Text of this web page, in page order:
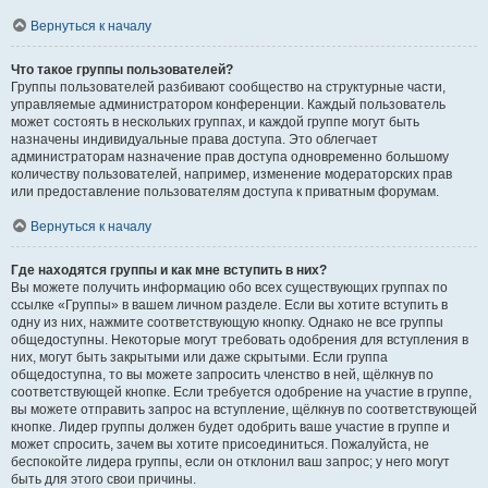
Вернуться к началу
Что такое группы пользователей?
Группы пользователей разбивают сообщество на структурные части,
управляемые администратором конференции. Каждый пользователь
может состоять в нескольких группах, и каждой группе могут быть
назначены индивидуальные права доступа. Это облегчает
администраторам назначение прав доступа одновременно большому
количеству пользователей, например, изменение модераторских прав
или предоставление пользователям доступа к приватным форумам.
Вернуться к началу
Где находятся группы и как мне вступить в них?
Вы можете получить информацию обо всех существующих группах по
ссылке «Группы» в вашем личном разделе. Если вы хотите вступить в
одну из них, нажмите соответствующую кнопку. Однако не все группы
общедоступны. Некоторые могут требовать одобрения для вступления в
них, могут быть закрытыми или даже скрытыми. Если группа
общедоступна, то вы можете запросить членство в ней, щёлкнув по
соответствующей кнопке. Если требуется одобрение на участие в группе,
вы можете отправить запрос на вступление, щёлкнув по соответствующей
кнопке. Лидер группы должен будет одобрить ваше участие в группе и
может спросить, зачем вы хотите присоединиться. Пожалуйста, не
беспокойте лидера группы, если он отклонил ваш запрос; у него могут
быть для этого свои причины.